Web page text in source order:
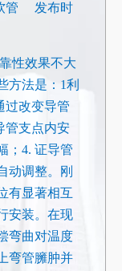
管 发布时
性效果不大
方法是：1利
过改变导管
管支点内安
；4. 证导管
动调整。刚
有显著相互
安装。在现
弯曲对温度
弯管臃肿并